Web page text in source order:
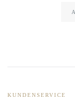
KUNDENSERVICE